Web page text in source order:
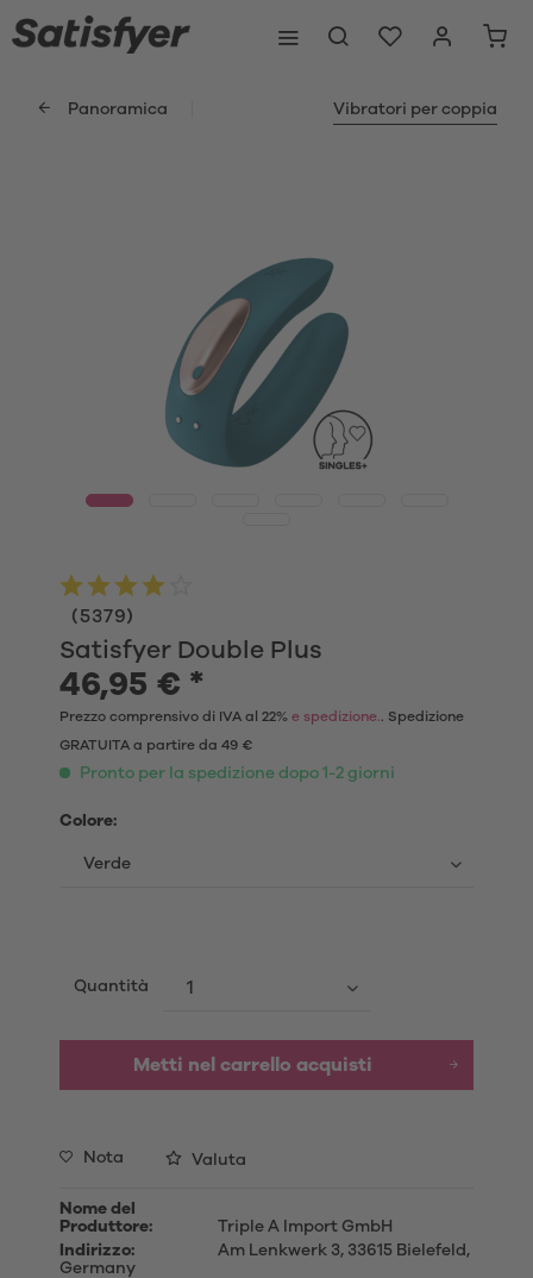
Panoramica Vibratori per coppia
Satisfyer Double Plus
(5379)
46,95 € *
Prezzo comprensivo di IVA al 22% e spedizione.. Spedizione
GRATUITA a partire da 49 €
Pronto per la spedizione dopo 1-2 giorni
Colore:
Quantità
Metti nel carrello acquisti
Nota Valuta
Nome del
Produttore:
Triple A Import GmbH
Indirizzo:
Am Lenkwerk 3, 33615 Bielefeld,
Germany